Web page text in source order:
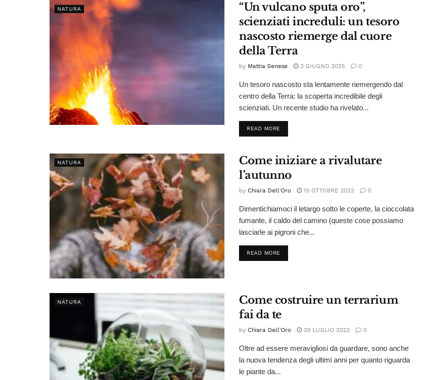
NATURA
“Un vulcano sputa oro”,
scienziati increduli: un tesoro
nascosto riemerge dal cuore
della Terra
by Mattia Senese 3 GIUGNO 2025 0
Un tesoro nascosto sta lentamente riemergendo dal
centro della Terra: la scoperta incredibile degli
scienziati. Un recente studio ha rivelato...
READ MOREDETAILS
NATURA
Come iniziare a rivalutare
l’autunno
by Chiara Dell'Oro 15 OTTOBRE 2022 0
Dimentichiamoci il letargo sotto le coperte, la cioccolata
fumante, il caldo del camino (queste cose possiamo
lasciarle ai pigroni che...
READ MOREDETAILS
NATURA
Come costruire un terrarium
fai da te
by Chiara Dell'Oro 29 LUGLIO 2022 0
Oltre ad essere meravigliosi da guardare, sono anche
la nuova tendenza degli ultimi anni per quanto riguarda
le piante da...